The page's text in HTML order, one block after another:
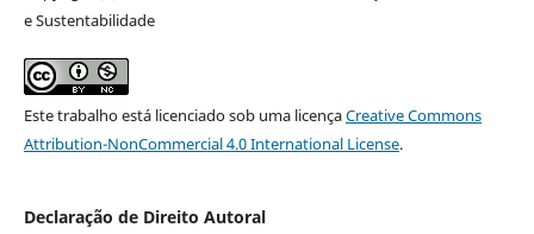
e Sustentabilidade
Este trabalho está licenciado sob uma licençaCreative Commons
Attribution-NonCommercial 4.0 International License.
Declaração de Direito Autoral